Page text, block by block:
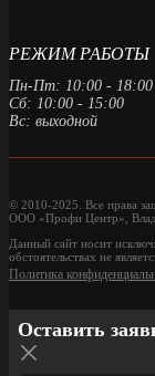
РЕЖИМ РАБОТЫ
Пн-Пт: 10:00 - 18:00
Сб: 10:00 - 15:00
Вс: выходной
© 2010-2025. Все права
ООО «Профи Центр»,
Данный сайт носит
обстоятельствах не
Политика
Оставить